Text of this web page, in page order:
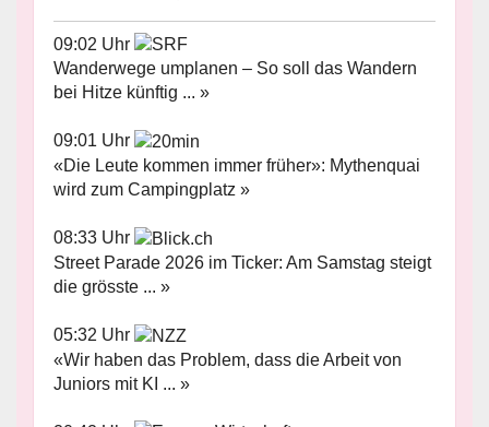
09:02 Uhr
Wanderwege umplanen – So soll das Wandern
bei Hitze künftig ... »
09:01 Uhr
«Die Leute kommen immer früher»: Mythenquai
wird zum Campingplatz »
08:33 Uhr
Street Parade 2026 im Ticker: Am Samstag steigt
die grösste ... »
05:32 Uhr
«Wir haben das Problem, dass die Arbeit von
Juniors mit KI ... »